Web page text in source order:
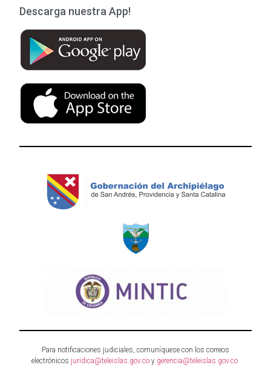
Descarga nuestra App!
Para notificaciones judiciales, comuníquese con los correos
electrónicos juridica@teleislas.gov.co y gerencia@teleislas.gov.co